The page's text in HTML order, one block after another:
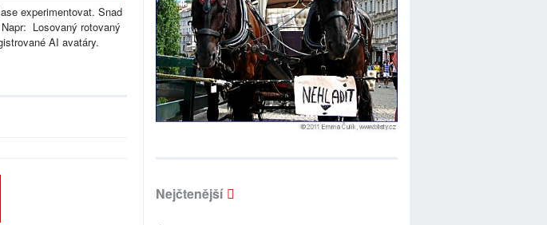
experimentovat. Snad
Losovaný rotovaný
AI avatáry.
Nejčtenější